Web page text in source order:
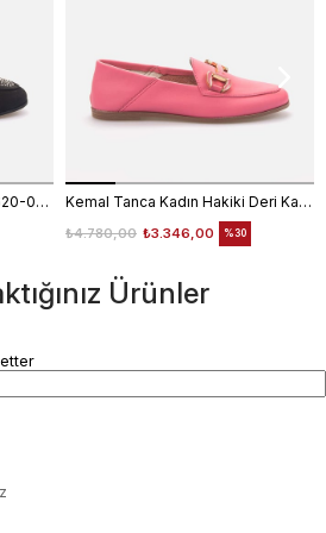
Kemal Tanca Kadın Loafer 620-003F Kemal Tanca Kadın Hakiki Deri Kauçuk Taban Pembe Loafer Konforlu Babet
₺3.346,00
₺4.780,00 %30
Ürünler